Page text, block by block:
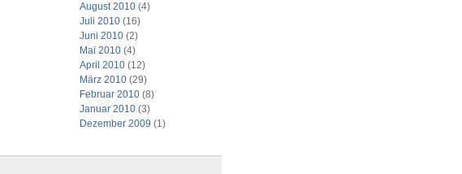
August 2010(4)
Juli 2010(16)
Juni 2010(2)
Mai 2010(4)
April 2010(12)
März 2010(29)
Februar 2010(8)
Januar 2010(3)
Dezember 2009 (1)